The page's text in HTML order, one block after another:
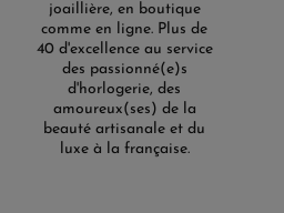
joaillière, en boutique
comme en ligne. Plus de
40 d'excellence au service
des passionné(e)s
d'horlogerie, des
amoureux(ses) de la
beauté artisanale et du
luxe à la française.